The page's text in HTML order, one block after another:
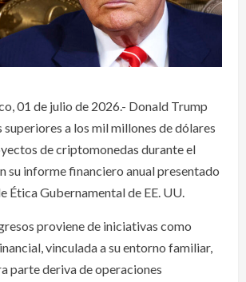
01 de julio de 2026.- Donald Trump
a los mil millones de dólares
de criptomonedas durante el
su informe financiero anual presentado
Ética Gubernamental de EE. UU.
proviene de iniciativas como
vinculada a su entorno familiar,
parte deriva de operaciones